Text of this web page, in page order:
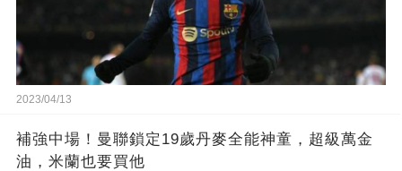
2023/04/13
補強中場！曼聯鎖定19歲丹麥全能神童，超級萬金
油，米蘭也要買他